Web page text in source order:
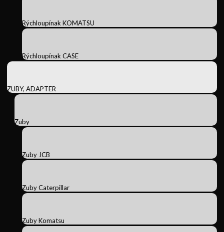
Rýchloupínak KOMATSU
Rýchloupínak CASE
ZUBY, ADAPTER
Zuby
Zuby JCB
Zuby Caterpillar
Zuby Komatsu